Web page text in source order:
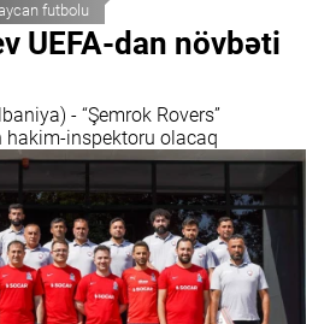
futbolu
UEFA-dan növbəti
- “Şemrok Rovers”
hakim-inspektoru olacaq